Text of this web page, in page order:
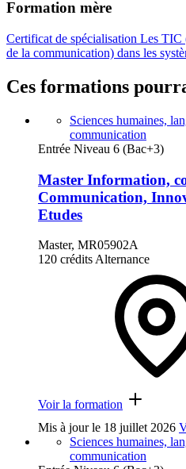
Formation mère
Certificat de spécialisation Les
de la communication) dans les
Ces formations
Sciences humaines,
communication
Entrée Niveau 6 (Bac+3)
Master Information,
Communication,
Etudes
Master, MR05902A
120 crédits Alternance
Voir la formation
Mis à jour le 18 juillet 2026
Sciences humaines,
communication